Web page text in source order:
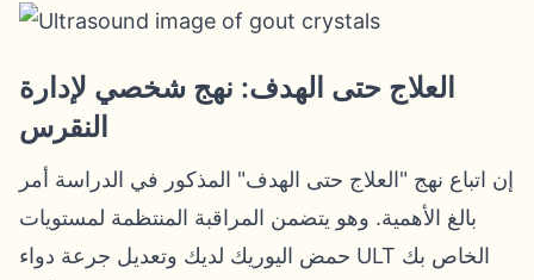
العلاج حتى الهدف: نهج شخصي لإدارة
النقرس
إن اتباع نهج "العلاج حتى الهدف" المذكور في الدراسة أمر
بالغ الأهمية. وهو يتضمن المراقبة المنتظمة لمستويات
حمض اليوريك لديك وتعديل جرعة دواء ULT الخاص بك